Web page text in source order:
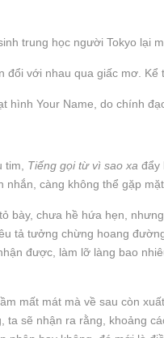
trung học người Tokyo lại
với nhau qua giấc mơ.
hình Your Name, do chính
tim, Tiếng gọi từ vì sao xa đẩy
nhắn, càng không thể gặp
bày, chưa hề hứa hẹn,
tả tưởng chừng hoang
được, làm lỡ làng bao
mất mát mà về sau còn
sẽ nhận ra rằng, khoảng